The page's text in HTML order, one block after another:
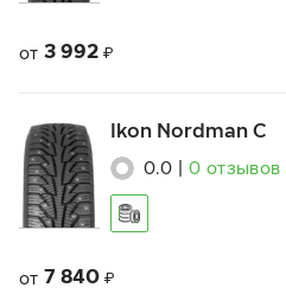
от 3 992 ₽
Ikon Nordman C
0.0 0 отзывов
от 7 840 ₽